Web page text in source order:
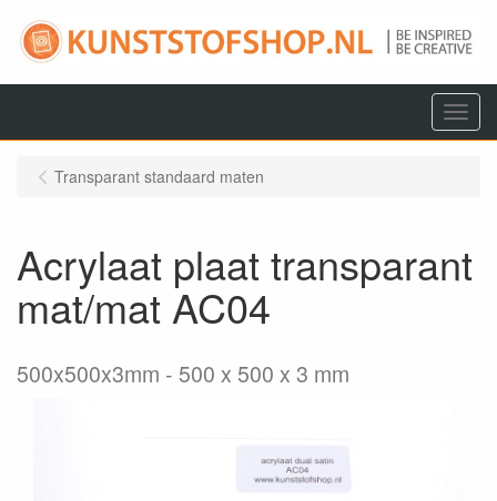
Menu
Transparant standaard maten
Acrylaat plaat transparant
mat/mat AC04
500x500x3mm 500 x 500 x 3 mm